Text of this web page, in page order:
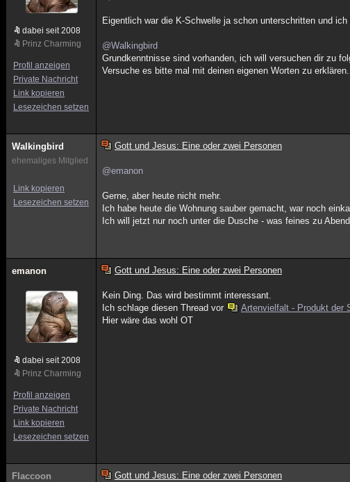
dabei seit 2008
Prinz Charming
Profil anzeigen
Private Nachricht
Link kopieren
Lesezeichen setzen
Eigentlich war die K-Schwelle ja schon unterschritten und
@Walkingbird
Grundkenntnisse sind vorhanden, ich will versuchen dir zu
Versuche es bitte mal mit deinen eigenen Worten zu erklären.
Walkingbird
ehemaliges Mitglied
Link kopieren
Lesezeichen setzen
Gott und Jesus: Eine oder zwei Personen
@emanon
Gerne, aber heute nicht mehr.
Ich habe heute die Wohnung sauber gemacht, war noch
Ich will jetzt nur noch unter die Dusche - was feines zu
emanon
dabei seit 2008
Prinz Charming
Profil anzeigen
Private Nachricht
Link kopieren
Lesezeichen setzen
Gott und Jesus: Eine oder zwei Personen
Kein Ding. Das wird bestimmt interessant.
Ich schlage diesen Thread vor
Artenvielfalt - Produkt der
Hier wäre das wohl OT
Flaccoon Gott und Jesus: Eine oder zwei Personen